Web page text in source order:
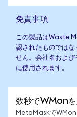
免責事項
この製品はWaste
認されたものでは
せん。会社名およ
に使用されます。
数秒でWMon
MetaMaskでWMon